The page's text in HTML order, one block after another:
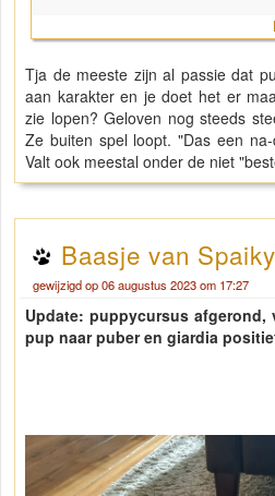
Tja de meeste zijn al passie dat
aan karakter en je doet het er
zie lopen? Geloven nog steeds
Ze buiten spel loopt. "Das een
Valt ook meestal onder de niet
Baasje van
gewijzigd op 06 augustus 2023 om 17:27
Update: puppycursus afgerond,
pup naar puber en giardia